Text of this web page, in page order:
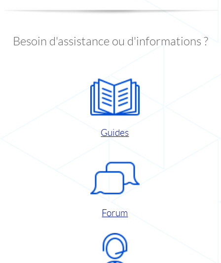
Besoin d'assistance ou d'informations ?
Guides
Forum